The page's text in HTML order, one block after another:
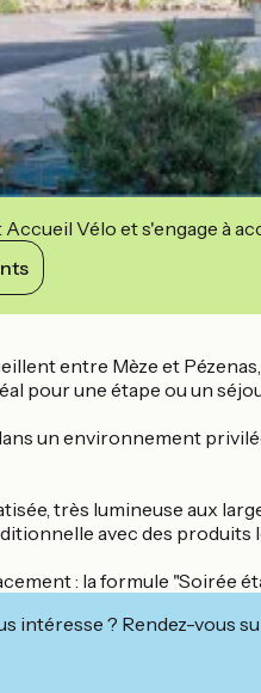
Accueil Vélo et s'engage à
entre Mèze et
pour une étape ou un
un environnement
très lumineuse aux
avec des produits
: la formule "Soirée
intéresse ? Rendez-vous